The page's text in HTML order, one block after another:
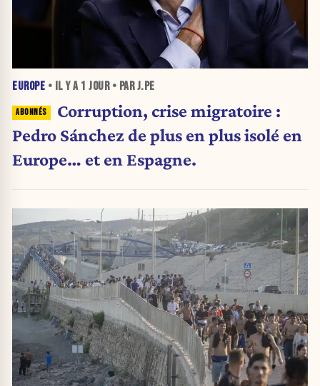
EUROPE • IL Y A 1 JOUR• PAR J.PE
Corruption, crise migratoire :
Pedro Sánchez de plus en plus isolé en
Europe… et en Espagne.